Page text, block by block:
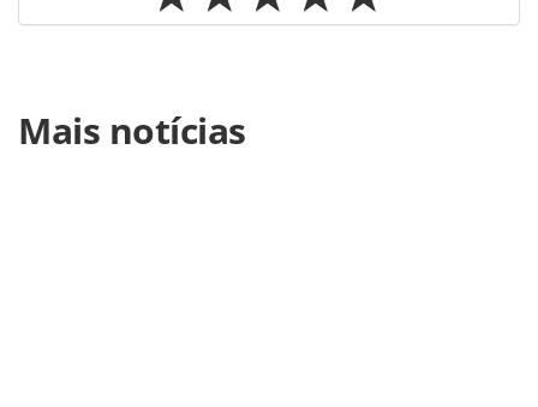
https://www.panrotas.com.br/aviacao/empresas/2026/06/
promove-voo-em-homenagem-a-selecao-brasileira-na-orla-
Mais notícias